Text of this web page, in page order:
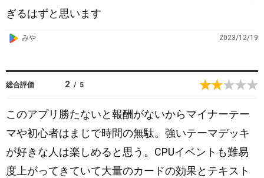
ぎるはずと思います
G
g
l
a
y
みや 2023/12/19
総合評価 2 / 5
このアプリ勝たないと報酬がないからマイナーテー
マや初心者はまじで時間の無駄。強いテーマデッキ
が好きな人は楽しめると思う。CPUイベントも難易
度上がってきていて大量のカードの効果とテキスト